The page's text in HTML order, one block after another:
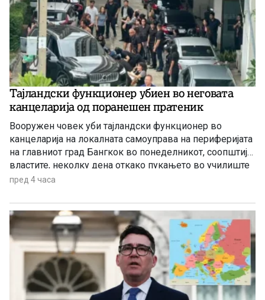
Тајландски функционер убиен во неговата
канцеларија од поранешен пратеник
Вооружен човек уби тајландски функционер во
канцеларија на локалната самоуправа на периферијата
на главниот град Бангкок во понеделникот, соопштија
властите, неколку дена откако пукањето во училиште
во истата покраина повторно ја разгоре дебатата за
пред 4 часа